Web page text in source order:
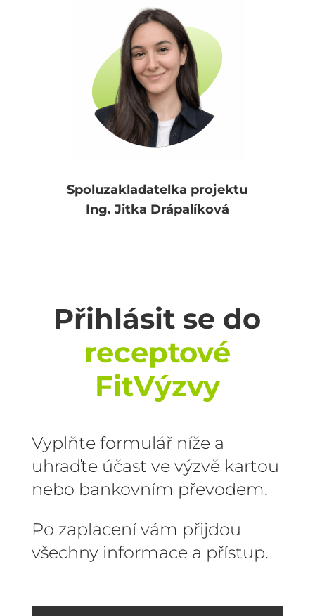
Spoluzakladatelka projektu
Ing. Jitka Drápalíková
Přihlásit se do
receptové
FitVýzvy
Vyplňte formulář níže a
uhraďte účast ve výzvě kartou
nebo bankovním převodem.
Po zaplacení vám přijdou
všechny informace a přístup.